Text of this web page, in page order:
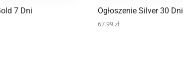
7 Dni Ogłoszenie Silver 30 Dni
67.99 zł